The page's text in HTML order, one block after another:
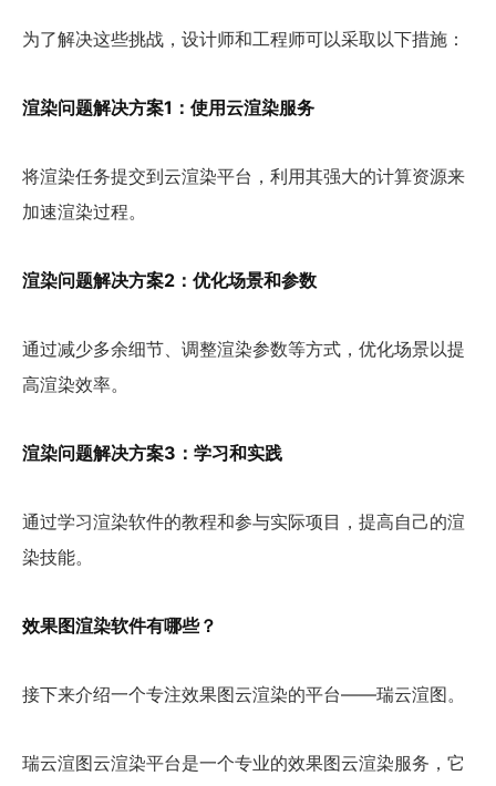
为了解决这些挑战，设计师和工程师可以采取以下措施：
渲染问题解决方案1：使用云渲染服务
将渲染任务提交到云渲染平台，利用其强大的计算资源来
加速渲染过程。
渲染问题解决方案2：优化场景和参数
通过减少多余细节、调整渲染参数等方式，优化场景以提
高渲染效率。
渲染问题解决方案3：学习和实践
通过学习渲染软件的教程和参与实际项目，提高自己的渲
染技能。
效果图渲染软件有哪些？
接下来介绍一个专注效果图云渲染的平台——瑞云渲图。
瑞云渲图云渲染平台是一个专业的效果图云渲染服务，它